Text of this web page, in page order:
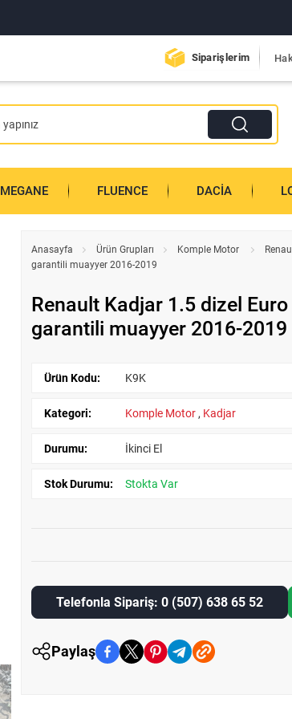
Siparişlerim
MEGANE FLUENCE DACIA
Anasayfa Ürün Grupları Komple Motor
garantili muayyer 2016-2019
Renault Kadjar 1.5 dizel
garantili muayyer 2016-2019
Ürün Kodu: K9K
Kategori: Komple Motor , Kadjar
Durumu: İkinci El
Stok Durumu: Stokta Var
Telefonla Sipariş: 0 (507) 638 65 52
Paylaş